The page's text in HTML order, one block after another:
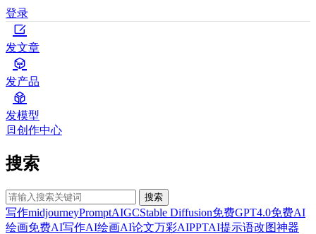
登录
发文章
发产品
发模型
创作中心
搜索
搜索
写作midjourneyPromptAIGCStable Diffusion免费GPT4.0免费AI
绘画免费AI写作AI绘画AI论文万彩AIPPTAI提示语改图神器